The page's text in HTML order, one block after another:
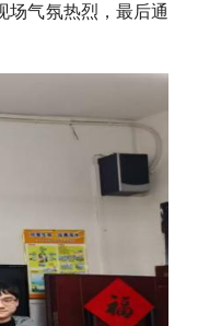
场气氛热烈，最后通